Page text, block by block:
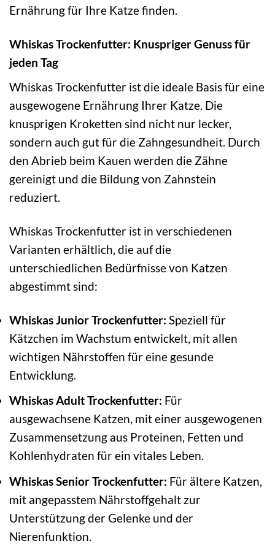
Ernährung für Ihre Katze finden.
Whiskas Trockenfutter: Knuspriger Genuss für
jeden Tag
Whiskas Trockenfutter ist die ideale Basis für eine
ausgewogene Ernährung Ihrer Katze. Die
knusprigen Kroketten sind nicht nur lecker,
sondern auch gut für die Zahngesundheit. Durch
den Abrieb beim Kauen werden die Zähne
gereinigt und die Bildung von Zahnstein
reduziert.
Whiskas Trockenfutter ist in verschiedenen
Varianten erhältlich, die auf die
unterschiedlichen Bedürfnisse von Katzen
abgestimmt sind:
Whiskas Junior Trockenfutter: Speziell für
Kätzchen im Wachstum entwickelt, mit allen
wichtigen Nährstoffen für eine gesunde
Entwicklung.
Whiskas Adult Trockenfutter: Für
ausgewachsene Katzen, mit einer ausgewogenen
Zusammensetzung aus Proteinen, Fetten und
Kohlenhydraten für ein vitales Leben.
Whiskas Senior Trockenfutter: Für ältere Katzen,
mit angepasstem Nährstoffgehalt zur
Unterstützung der Gelenke und der
Nierenfunktion.